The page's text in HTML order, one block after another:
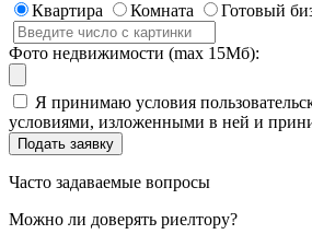
Квартира Комната Готовый
Фото недвижимости (max 15Мб):
Я принимаю условия
условиями, изложенными в ней и
Часто задаваемые вопросы
Можно ли доверять риелтору?